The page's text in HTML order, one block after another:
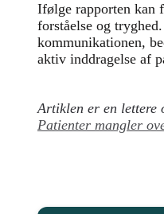
Ifølge rapporten kan
forståelse og
kommunikationen,
aktiv inddragelse af
Artiklen er en lettere
Patienter mangler